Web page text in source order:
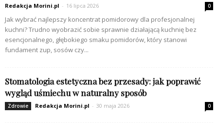
Redakcja Morini.pl - 16 lipca 2026 0
Jak wybrać najlepszy koncentrat pomidorowy dla profesjonalnej
kuchni? Trudno wyobrazić sobie sprawnie działającą kuchnię bez
esencjonalnego, głębokiego smaku pomidorów, który stanowi
fundament zup, sosów czy...
Stomatologia estetyczna bez przesady: jak poprawić
wygląd uśmiechu w naturalny sposób
Zdrowie Redakcja Morini.pl - 30 maja 2026 0